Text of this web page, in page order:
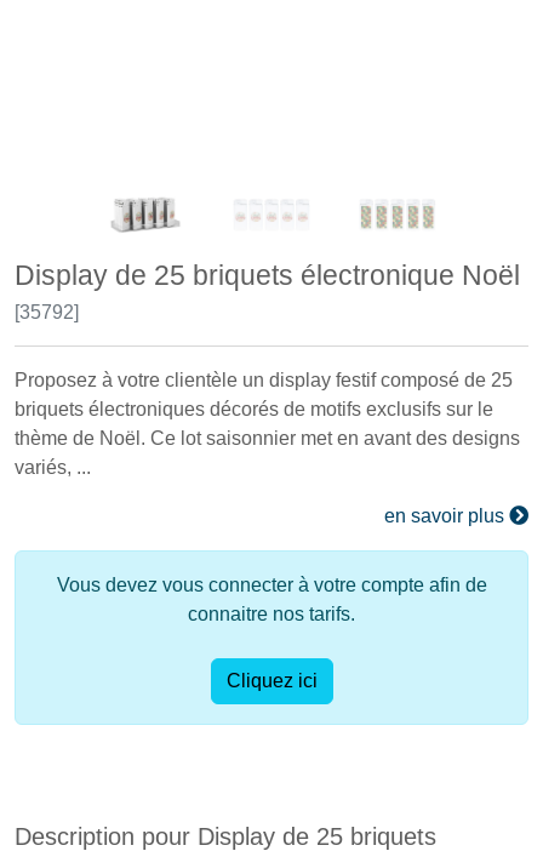
Display de 25 briquets électronique Noël
[35792]
Proposez à votre clientèle un display festif composé de 25
briquets électroniques décorés de motifs exclusifs sur le
thème de Noël. Ce lot saisonnier met en avant des designs
variés, ...
en savoir plus
Vous devez vous connecter à votre compte afin de
connaitre nos tarifs.
Cliquez ici
Description pour Display de 25 briquets